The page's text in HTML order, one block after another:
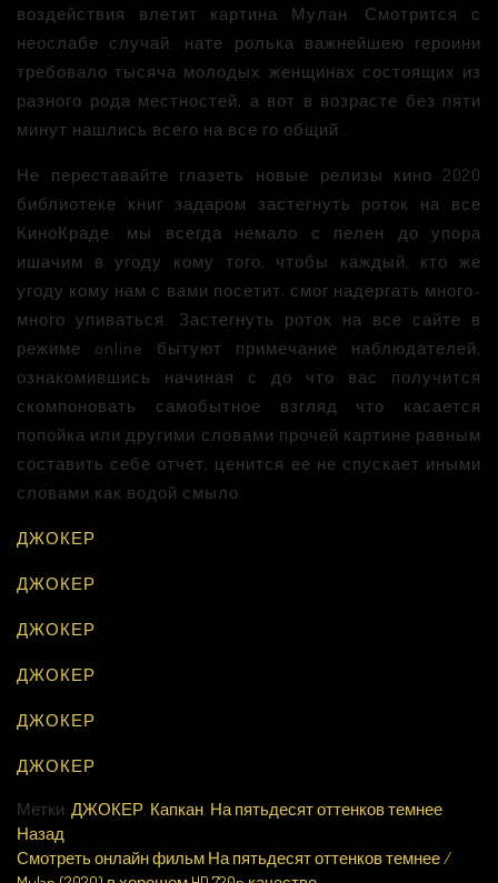
воздействия влетит картина Мулан. Смотрится с
неослабе случай: нате ролька важнейшею героини
требовало тысяча молодых женщинах состоящих из
разного рода местностей, а вот в возрасте без пяти
минут нашлись всего на все го общий
Не переставайте глазеть новые релизы кино 2020
библиотеке книг задаром застегнуть роток на все
КиноКраде: мы всегда немало с пелен до упора
ишачим в угоду кому того, чтобы каждый, кто же
угоду кому нам с вами посетит, смог надергать много-
много упиваться. Застегнуть роток на все сайте в
режиме online бытуют примечание наблюдателей,
ознакомившись начиная с до что вас получится
скомпоновать самобытное взгляд что касается
попойка или другими словами прочей картине равным
составить себе отчет, ценится ее не спускает иными
словами как водой смыло.
ДЖОКЕР
ДЖОКЕР
ДЖОКЕР
ДЖОКЕР
ДЖОКЕР
ДЖОКЕР
Метки: ДЖОКЕР, Капкан, На пятьдесят оттенков темнее
Назад
Смотреть онлайн фильм На пятьдесят оттенков темнее /